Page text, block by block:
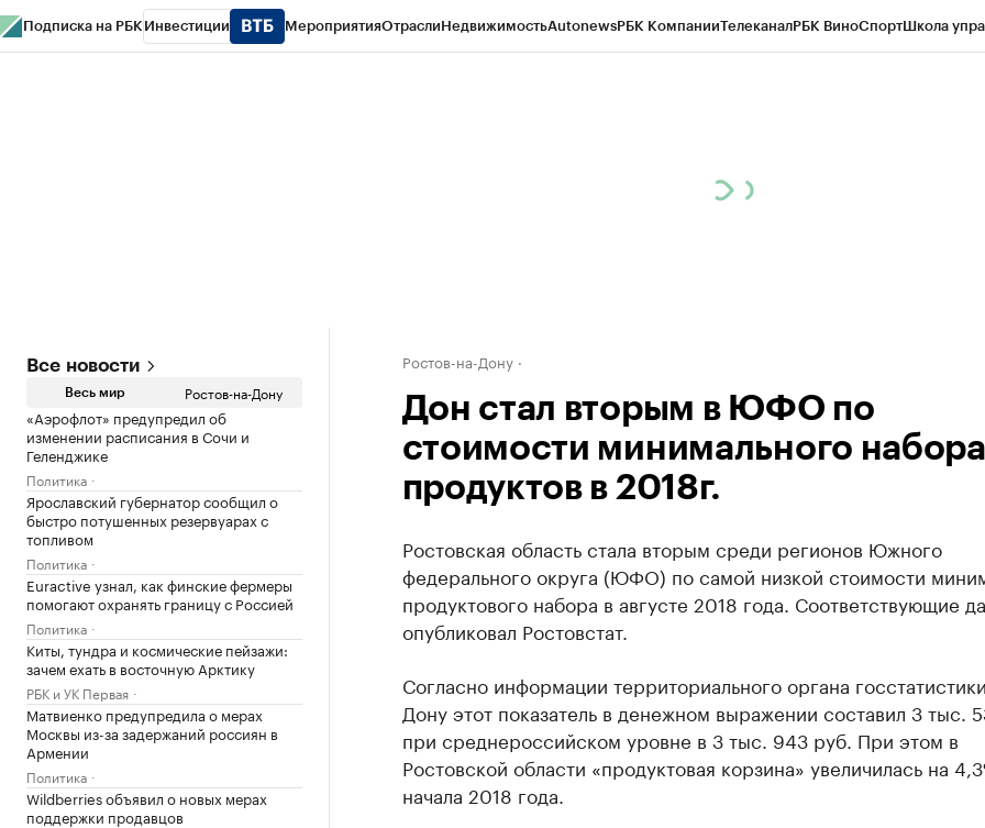
Подписка на РБК Инвестиции МероприятияОтраслиНедвижимостьAutonewsРБК КомпанииТелеканалРБК ВиноСпортШкола
Все новости
Весь мир Ростов-на-Дону
«Аэрофлот» предупредил об
изменении расписания в Сочи и
Геленджике
Политика
Ярославский губернатор сообщил о
быстро потушенных резервуарах с
топливом
Политика
Euractive узнал, как финские фермеры
помогают охранять границу с Россией
Политика
Киты, тундра и космические пейзажи:
зачем ехать в восточную Арктику
РБК и УК Первая
Матвиенко предупредила о мерах
Москвы из-за задержаний россиян в
Армении
Политика
Wildberries объявил о новых мерах
поддержки продавцов
Ростов-на-Дону
Дон стал вторым в ЮФО по
стоимости минимального набора
продуктов в 2018г.
Ростовская область стала вторым среди регионов Южного
федерального округа (ЮФО) по самой низкой стоимости
продуктового набора в августе 2018 года. Соответствующие
опубликовал Ростовстат.
Согласно информации территориального органа
Дону этот показатель в денежном выражении составил 3 тыс.
при среднероссийском уровне в 3 тыс. 943 руб. При этом в
Ростовской области «продуктовая корзина» увеличилась на
начала 2018 года.